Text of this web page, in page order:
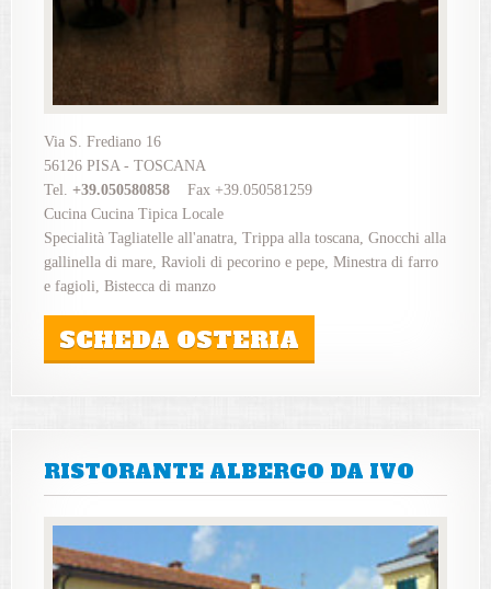
Via S. Frediano 16
56126 PISA - TOSCANA
Tel. +39.050580858 Fax +39.050581259
Cucina Cucina Tipica Locale
Specialità Tagliatelle all'anatra, Trippa alla toscana, Gnocchi alla
gallinella di mare, Ravioli di pecorino e pepe, Minestra di farro
e fagioli, Bistecca di manzo
SCHEDA OSTERIA
RISTORANTE ALBERGO DA IVO